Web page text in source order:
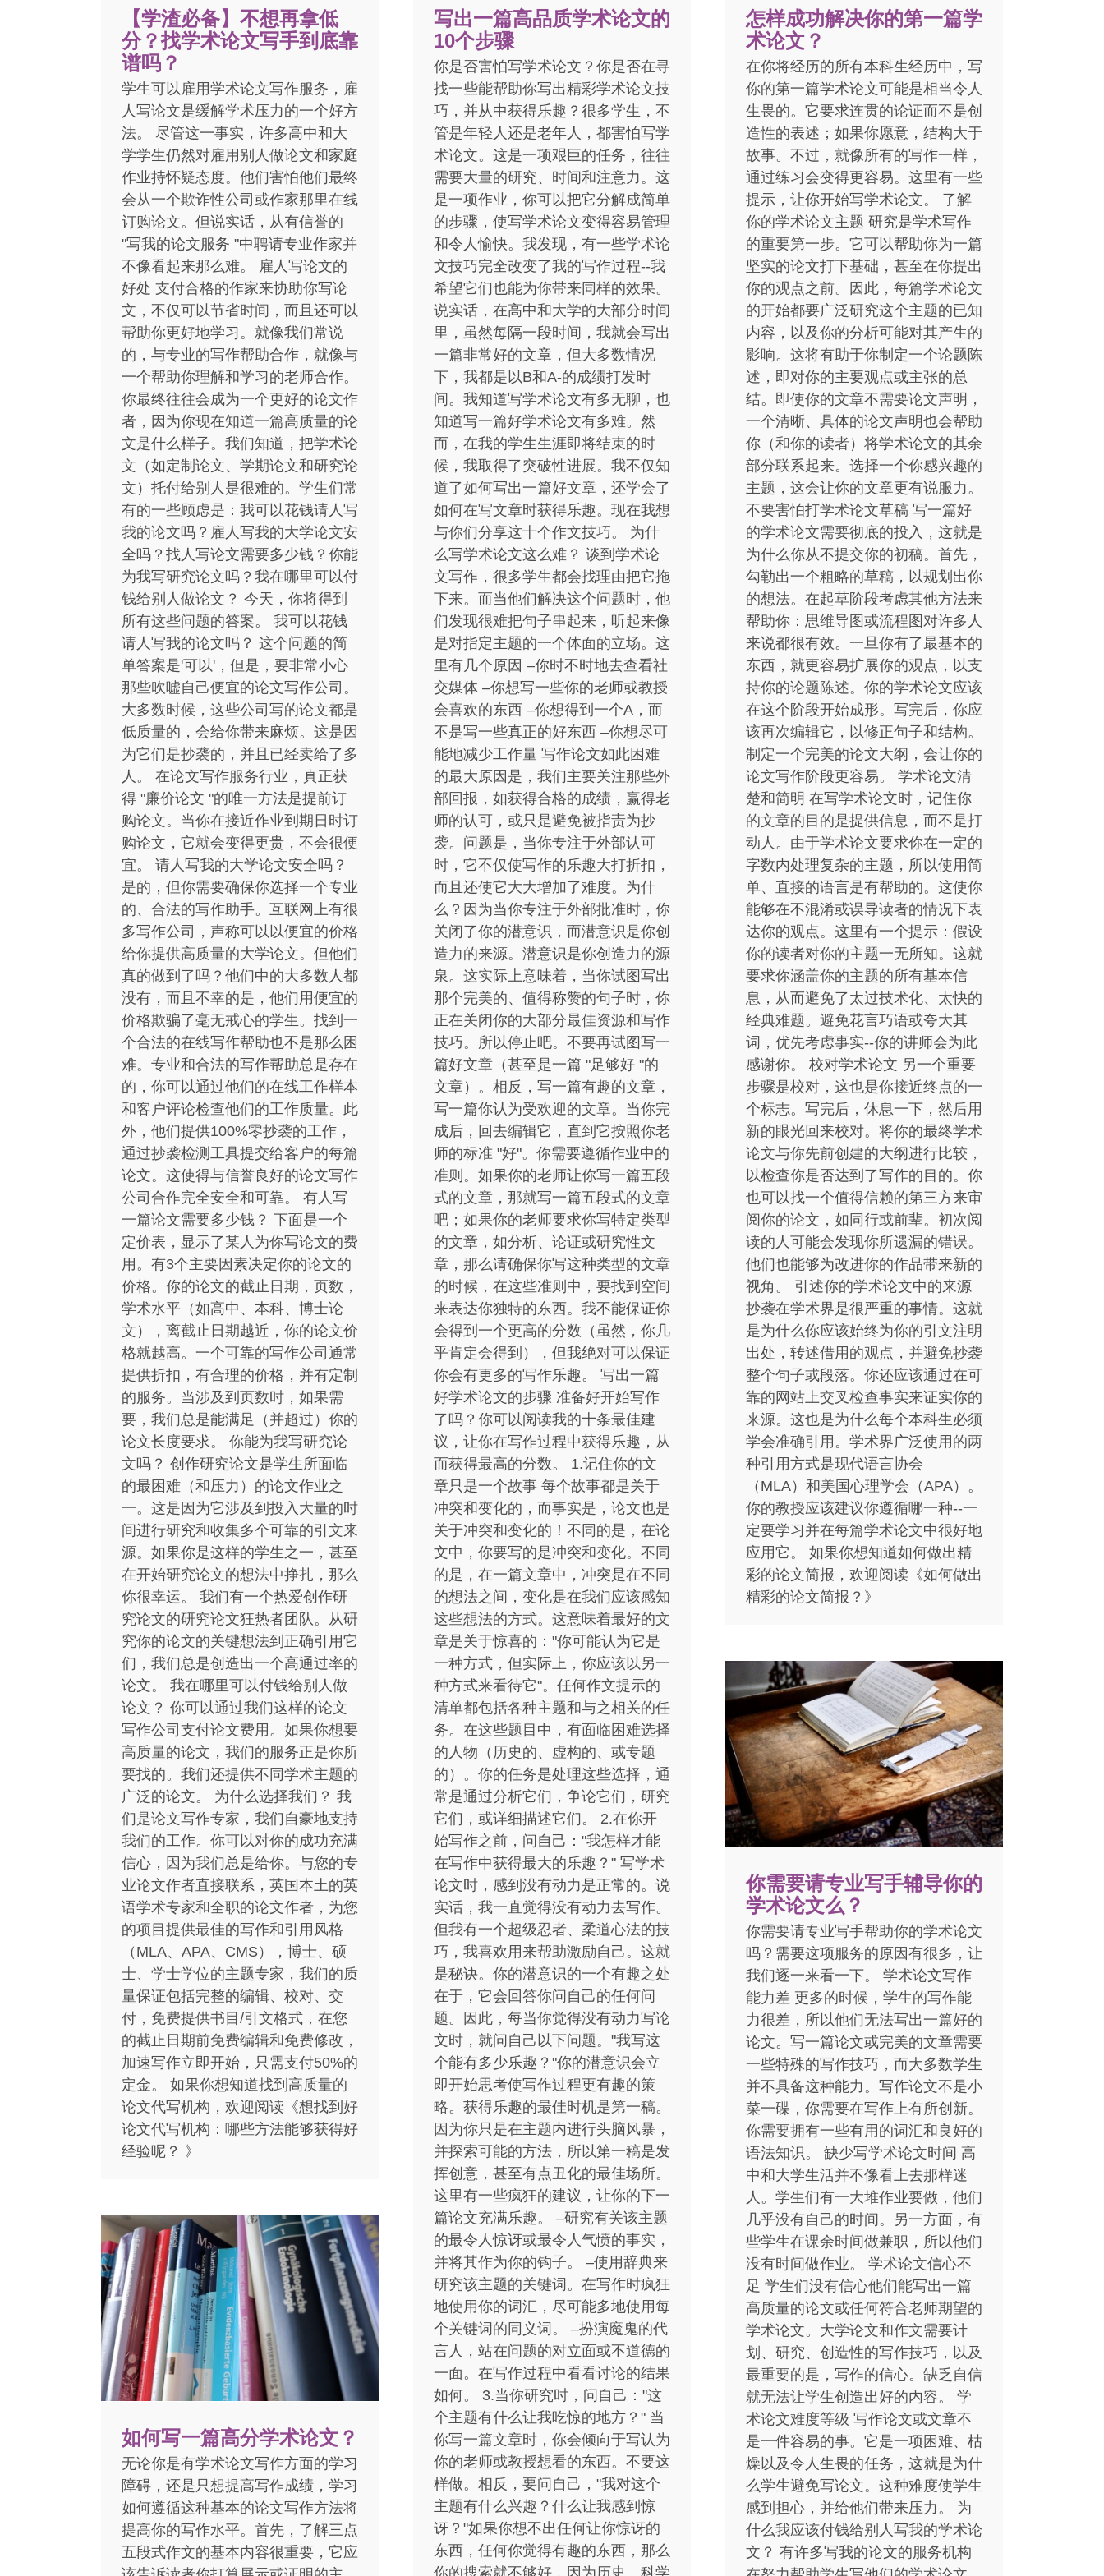
【学渣必备】不想再拿低
分？找学术论文写手到底靠
谱吗？
学生可以雇用学术论文写作服务，雇
人写论文是缓解学术压力的一个好方
法。 尽管这一事实，许多高中和大
学学生仍然对雇用别人做论文和家庭
作业持怀疑态度。他们害怕他们最终
会从一个欺诈性公司或作家那里在线
订购论文。但说实话，从有信誉的
"写我的论文服务 "中聘请专业作家并
不像看起来那么难。 雇人写论文的
好处 支付合格的作家来协助你写论
文，不仅可以节省时间，而且还可以
帮助你更好地学习。就像我们常说
的，与专业的写作帮助合作，就像与
一个帮助你理解和学习的老师合作。
你最终往往会成为一个更好的论文作
者，因为你现在知道一篇高质量的论
文是什么样子。我们知道，把学术论
文（如定制论文、学期论文和研究论
文）托付给别人是很难的。学生们常
有的一些顾虑是：我可以花钱请人写
我的论文吗？雇人写我的大学论文安
全吗？找人写论文需要多少钱？你能
为我写研究论文吗？我在哪里可以付
钱给别人做论文？ 今天，你将得到
所有这些问题的答案。 我可以花钱
请人写我的论文吗？ 这个问题的简
单答案是'可以'，但是，要非常小心
那些吹嘘自己便宜的论文写作公司。
大多数时候，这些公司写的论文都是
低质量的，会给你带来麻烦。这是因
为它们是抄袭的，并且已经卖给了多
人。 在论文写作服务行业，真正获
得 "廉价论文 "的唯一方法是提前订
购论文。当你在接近作业到期日时订
购论文，它就会变得更贵，不会很便
宜。 请人写我的大学论文安全吗？
是的，但你需要确保你选择一个专业
的、合法的写作助手。互联网上有很
多写作公司，声称可以以便宜的价格
给你提供高质量的大学论文。但他们
真的做到了吗？他们中的大多数人都
没有，而且不幸的是，他们用便宜的
价格欺骗了毫无戒心的学生。找到一
个合法的在线写作帮助也不是那么困
难。专业和合法的写作帮助总是存在
的，你可以通过他们的在线工作样本
和客户评论检查他们的工作质量。此
外，他们提供100%零抄袭的工作，
通过抄袭检测工具提交给客户的每篇
论文。这使得与信誉良好的论文写作
公司合作完全安全和可靠。 有人写
一篇论文需要多少钱？ 下面是一个
定价表，显示了某人为你写论文的费
用。有3个主要因素决定你的论文的
价格。你的论文的截止日期，页数，
学术水平（如高中、本科、博士论
文），离截止日期越近，你的论文价
格就越高。一个可靠的写作公司通常
提供折扣，有合理的价格，并有定制
的服务。当涉及到页数时，如果需
要，我们总是能满足（并超过）你的
论文长度要求。 你能为我写研究论
文吗？ 创作研究论文是学生所面临
的最困难（和压力）的论文作业之
一。这是因为它涉及到投入大量的时
间进行研究和收集多个可靠的引文来
源。如果你是这样的学生之一，甚至
在开始研究论文的想法中挣扎，那么
你很幸运。 我们有一个热爱创作研
究论文的研究论文狂热者团队。从研
究你的论文的关键想法到正确引用它
们，我们总是创造出一个高通过率的
论文。 我在哪里可以付钱给别人做
论文？ 你可以通过我们这样的论文
写作公司支付论文费用。如果你想要
高质量的论文，我们的服务正是你所
要找的。我们还提供不同学术主题的
广泛的论文。 为什么选择我们？ 我
们是论文写作专家，我们自豪地支持
我们的工作。你可以对你的成功充满
信心，因为我们总是给你。与您的专
业论文作者直接联系，英国本土的英
语学术专家和全职的论文作者，为您
的项目提供最佳的写作和引用风格
（MLA、APA、CMS），博士、硕
士、学士学位的主题专家，我们的质
量保证包括完整的编辑、校对、交
付，免费提供书目/引文格式，在您
的截止日期前免费编辑和免费修改，
加速写作立即开始，只需支付50%的
定金。 如果你想知道找到高质量的
论文代写机构，欢迎阅读《想找到好
论文代写机构：哪些方法能够获得好
经验呢？ 》
写出一篇高品质学术论文的
10个步骤
你是否害怕写学术论文？你是否在寻
找一些能帮助你写出精彩学术论文技
巧，并从中获得乐趣？很多学生，不
管是年轻人还是老年人，都害怕写学
术论文。这是一项艰巨的任务，往往
需要大量的研究、时间和注意力。这
是一项作业，你可以把它分解成简单
的步骤，使写学术论文变得容易管理
和令人愉快。我发现，有一些学术论
文技巧完全改变了我的写作过程--我
希望它们也能为你带来同样的效果。
说实话，在高中和大学的大部分时间
里，虽然每隔一段时间，我就会写出
一篇非常好的文章，但大多数情况
下，我都是以B和A-的成绩打发时
间。我知道写学术论文有多无聊，也
知道写一篇好学术论文有多难。然
而，在我的学生生涯即将结束的时
候，我取得了突破性进展。我不仅知
道了如何写出一篇好文章，还学会了
如何在写文章时获得乐趣。现在我想
与你们分享这十个作文技巧。 为什
么写学术论文这么难？ 谈到学术论
文写作，很多学生都会找理由把它拖
下来。而当他们解决这个问题时，他
们发现很难把句子串起来，听起来像
是对指定主题的一个体面的立场。这
里有几个原因 –你时不时地去查看社
交媒体 –你想写一些你的老师或教授
会喜欢的东西 –你想得到一个A，而
不是写一些真正的好东西 –你想尽可
能地减少工作量 写作论文如此困难
的最大原因是，我们主要关注那些外
部回报，如获得合格的成绩，赢得老
师的认可，或只是避免被指责为抄
袭。问题是，当你专注于外部认可
时，它不仅使写作的乐趣大打折扣，
而且还使它大大增加了难度。为什
么？因为当你专注于外部批准时，你
关闭了你的潜意识，而潜意识是你创
造力的来源。潜意识是你创造力的源
泉。这实际上意味着，当你试图写出
那个完美的、值得称赞的句子时，你
正在关闭你的大部分最佳资源和写作
技巧。所以停止吧。不要再试图写一
篇好文章（甚至是一篇 "足够好 "的
文章）。相反，写一篇有趣的文章，
写一篇你认为受欢迎的文章。当你完
成后，回去编辑它，直到它按照你老
师的标准 "好"。你需要遵循作业中的
准则。如果你的老师让你写一篇五段
式的文章，那就写一篇五段式的文章
吧；如果你的老师要求你写特定类型
的文章，如分析、论证或研究性文
章，那么请确保你写这种类型的文章
的时候，在这些准则中，要找到空间
来表达你独特的东西。我不能保证你
会得到一个更高的分数（虽然，你几
乎肯定会得到），但我绝对可以保证
你会有更多的写作乐趣。 写出一篇
好学术论文的步骤 准备好开始写作
了吗？你可以阅读我的十条最佳建
议，让你在写作过程中获得乐趣，从
而获得最高的分数。 1.记住你的文
章只是一个故事 每个故事都是关于
冲突和变化的，而事实是，论文也是
关于冲突和变化的！不同的是，在论
文中，你要写的是冲突和变化。不同
的是，在一篇文章中，冲突是在不同
的想法之间，变化是在我们应该感知
这些想法的方式。这意味着最好的文
章是关于惊喜的："你可能认为它是
一种方式，但实际上，你应该以另一
种方式来看待它"。任何作文提示的
清单都包括各种主题和与之相关的任
务。在这些题目中，有面临困难选择
的人物（历史的、虚构的、或专题
的）。你的任务是处理这些选择，通
常是通过分析它们，争论它们，研究
它们，或详细描述它们。 2.在你开
始写作之前，问自己："我怎样才能
在写作中获得最大的乐趣？" 写学术
论文时，感到没有动力是正常的。说
实话，我一直觉得没有动力去写作。
但我有一个超级忍者、柔道心法的技
巧，我喜欢用来帮助激励自己。这就
是秘诀。你的潜意识的一个有趣之处
在于，它会回答你问自己的任何问
题。因此，每当你觉得没有动力写论
文时，就问自己以下问题。"我写这
个能有多少乐趣？"你的潜意识会立
即开始思考使写作过程更有趣的策
略。获得乐趣的最佳时机是第一稿。
因为你只是在主题内进行头脑风暴，
并探索可能的方法，所以第一稿是发
挥创意，甚至有点丑化的最佳场所。
这里有一些疯狂的建议，让你的下一
篇论文充满乐趣。 –研究有关该主题
的最令人惊讶或最令人气愤的事实，
并将其作为你的钩子。 –使用辞典来
研究该主题的关键词。在写作时疯狂
地使用你的词汇，尽可能多地使用每
个关键词的同义词。 –扮演魔鬼的代
言人，站在问题的对立面或不道德的
一面。在写作过程中看看讨论的结果
如何。 3.当你研究时，问自己："这
个主题有什么让我吃惊的地方？" 当
你写一篇文章时，你会倾向于写认为
你的老师或教授想看的东西。不要这
样做。相反，要问自己，"我对这个
主题有什么兴趣？什么让我感到惊
讶？"如果你想不出任何让你惊讶的
东西，任何你觉得有趣的东西，那么
你的搜索就不够好，因为历史、科学
怎样成功解决你的第一篇学
术论文？
在你将经历的所有本科生经历中，写
你的第一篇学术论文可能是相当令人
生畏的。它要求连贯的论证而不是创
造性的表述；如果你愿意，结构大于
故事。不过，就像所有的写作一样，
通过练习会变得更容易。这里有一些
提示，让你开始写学术论文。 了解
你的学术论文主题 研究是学术写作
的重要第一步。它可以帮助你为一篇
坚实的论文打下基础，甚至在你提出
你的观点之前。因此，每篇学术论文
的开始都要广泛研究这个主题的已知
内容，以及你的分析可能对其产生的
影响。这将有助于你制定一个论题陈
述，即对你的主要观点或主张的总
结。即使你的文章不需要论文声明，
一个清晰、具体的论文声明也会帮助
你（和你的读者）将学术论文的其余
部分联系起来。选择一个你感兴趣的
主题，这会让你的文章更有说服力。
不要害怕打学术论文草稿 写一篇好
的学术论文需要彻底的投入，这就是
为什么你从不提交你的初稿。首先，
勾勒出一个粗略的草稿，以规划出你
的想法。在起草阶段考虑其他方法来
帮助你：思维导图或流程图对许多人
来说都很有效。一旦你有了最基本的
东西，就更容易扩展你的观点，以支
持你的论题陈述。你的学术论文应该
在这个阶段开始成形。写完后，你应
该再次编辑它，以修正句子和结构。
制定一个完美的论文大纲，会让你的
论文写作阶段更容易。 学术论文清
楚和简明 在写学术论文时，记住你
的文章的目的是提供信息，而不是打
动人。由于学术论文要求你在一定的
字数内处理复杂的主题，所以使用简
单、直接的语言是有帮助的。这使你
能够在不混淆或误导读者的情况下表
达你的观点。这里有一个提示：假设
你的读者对你的主题一无所知。这就
要求你涵盖你的主题的所有基本信
息，从而避免了太过技术化、太快的
经典难题。避免花言巧语或夸大其
词，优先考虑事实--你的讲师会为此
感谢你。 校对学术论文 另一个重要
步骤是校对，这也是你接近终点的一
个标志。写完后，休息一下，然后用
新的眼光回来校对。将你的最终学术
论文与你先前创建的大纲进行比较，
以检查你是否达到了写作的目的。你
也可以找一个值得信赖的第三方来审
阅你的论文，如同行或前辈。初次阅
读的人可能会发现你所遗漏的错误。
他们也能够为改进你的作品带来新的
视角。 引述你的学术论文中的来源
抄袭在学术界是很严重的事情。这就
是为什么你应该始终为你的引文注明
出处，转述借用的观点，并避免抄袭
整个句子或段落。你还应该通过在可
靠的网站上交叉检查事实来证实你的
来源。这也是为什么每个本科生必须
学会准确引用。学术界广泛使用的两
种引用方式是现代语言协会
（MLA）和美国心理学会（APA）。
你的教授应该建议你遵循哪一种--一
定要学习并在每篇学术论文中很好地
应用它。 如果你想知道如何做出精
彩的论文简报，欢迎阅读《如何做出
精彩的论文简报？》
你需要请专业写手辅导你的
学术论文么？
你需要请专业写手帮助你的学术论文
吗？需要这项服务的原因有很多，让
我们逐一来看一下。 学术论文写作
能力差 更多的时候，学生的写作能
力很差，所以他们无法写出一篇好的
论文。写一篇论文或完美的文章需要
一些特殊的写作技巧，而大多数学生
并不具备这种能力。写作论文不是小
菜一碟，你需要在写作上有所创新。
你需要拥有一些有用的词汇和良好的
语法知识。 缺少写学术论文时间 高
中和大学生活并不像看上去那样迷
人。学生们有一大堆作业要做，他们
几乎没有自己的时间。另一方面，有
些学生在课余时间做兼职，所以他们
没有时间做作业。 学术论文信心不
足 学生们没有信心他们能写出一篇
高质量的论文或任何符合老师期望的
学术论文。大学论文和作文需要计
划、研究、创造性的写作技巧，以及
最重要的是，写作的信心。缺乏自信
就无法让学生创造出好的内容。 学
术论文难度等级 写作论文或文章不
是一件容易的事。它是一项困难、枯
燥以及令人生畏的任务，这就是为什
么学生避免写论文。这种难度使学生
感到担心，并给他们带来压力。 为
什么我应该付钱给别人写我的学术论
文？ 有许多写我的论文的服务机构
如何写一篇高分学术论文？
无论你是有学术论文写作方面的学习
障碍，还是只想提高写作成绩，学习
如何遵循这种基本的论文写作方法将
提高你的写作水平。首先，了解三点
五段式作文的基本内容很重要，它应